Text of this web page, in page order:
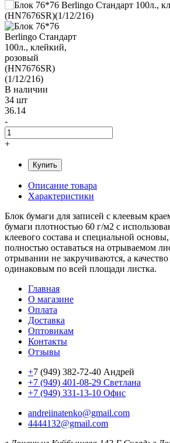
В наличии
34 шт
36.14
-
+
Купить
Описание товара
Характеристики
Блок бумаги для записей с клеевым
бумаги плотностью 60 г/м2 с
клеевого состава и специальной
полностью оставаться на отрываемом
отрывании не закручиваются, а качество
одинаковым по всей площади листка.
Главная
О магазине
Оплата
Доставка
Оптовикам
Контакты
Отзывы
+7 (949) 382-72-40 Андрей
+7 (949) 401-08-29 Светлана
+7 (949) 331-13-10 Офис
andreiinatenko@gmail.com
4444132@gmail.com